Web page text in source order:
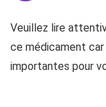
Veuillez lire
ce médicament
importantes pour